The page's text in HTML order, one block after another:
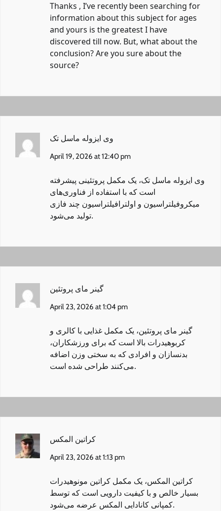
Thanks , I’ve recently been searching for
information about this subject for ages
and yours is the greatest I have
discovered till now. But, what about the
conclusion? Are you sure about the
source?
وی ایزوله ماسل تک
April 19, 2026 at 12:40 pm
وی ایزوله ماسل تک، یک مکمل پروتئینی پیشرفته
است که با استفاده از فناوری‌های
میکروفیلتراسیون و اولترافیلتراسیون چند فازی
تولید می‌شود.
گینر مای پروتئین
April 23, 2026 at 1:04 pm
گینر مای پروتئین، یک مکمل غذایی با کالری و
کربوهیدرات بالا است که برای ورزشکاران،
بدنسازان و افرادی که به سختی وزن اضافه
می‌کنند طراحی شده است.
کراتین المکس
April 23, 2026 at 1:13 pm
کراتین المکس، یک مکمل کراتین مونوهیدرات
بسیار خالص و با کیفیت دارویی است که توسط
کمپانی کانادایی المکس عرضه می‌شود.